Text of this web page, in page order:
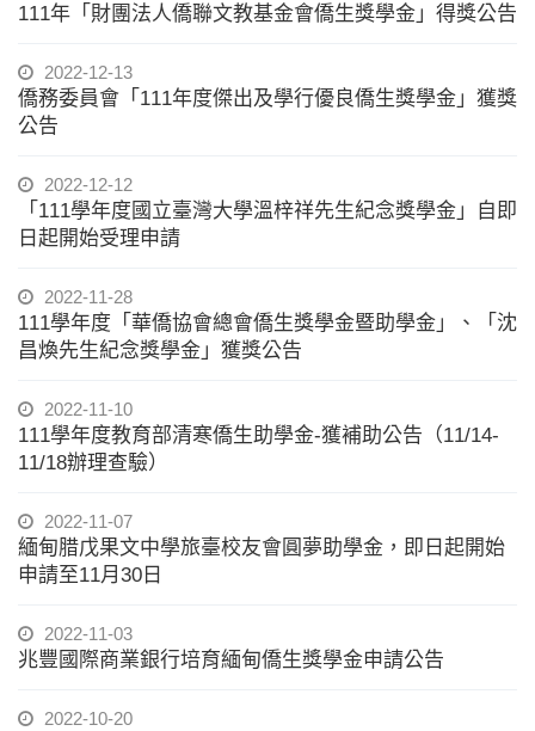
111年「財團法人僑聯文教基金會僑生獎學金」得獎公告
2022-12-13
僑務委員會「111年度傑出及學行優良僑生獎學金」獲獎
公告
2022-12-12
「111學年度國立臺灣大學溫梓祥先生紀念獎學金」自即
日起開始受理申請
2022-11-28
111學年度「華僑協會總會僑生獎學金暨助學金」、「沈
昌煥先生紀念獎學金」獲獎公告
2022-11-10
111學年度教育部清寒僑生助學金-獲補助公告（11/14-
11/18辦理查驗）
2022-11-07
緬甸腊戊果文中學旅臺校友會圓夢助學金，即日起開始
申請至11月30日
2022-11-03
兆豐國際商業銀行培育緬甸僑生獎學金申請公告
2022-10-20